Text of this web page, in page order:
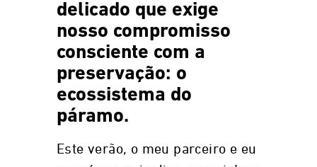
delicado que exige
nosso compromisso
consciente com a
preservação: o
ecossistema do
páramo.
Este verão, o meu parceiro e eu